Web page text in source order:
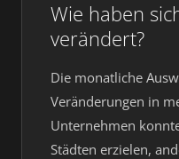
Wie haben
verändert?
Die monatliche
Veränderungen in
Unternehmen
Städten erzielen,